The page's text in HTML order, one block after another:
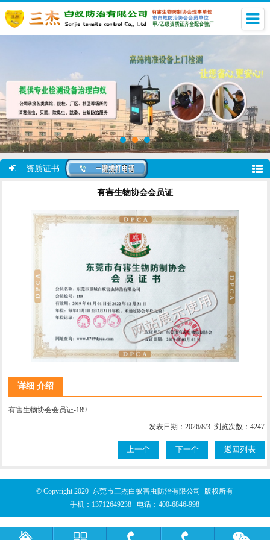
资质证书
有害生物协会会员证
详细 介绍
有害生物协会会员证-189
发表日期：2026/8/3 浏览次数：4247
上一个 下一个 返回列表
© Copyright 2020 东莞市三杰白蚁害虫防治有限公司 版权所有
手机： 13712649238 电话：400-6846-998